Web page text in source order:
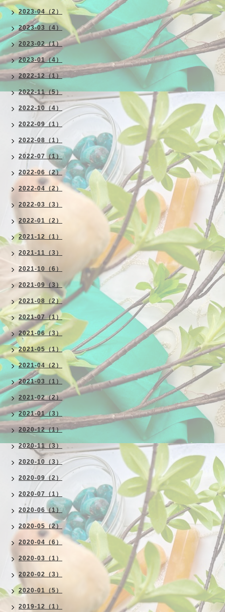
2023-04（2）
2023-03（4）
2023-02（1）
2023-01（4）
2022-12（1）
2022-11（5）
2022-10（4）
2022-09（1）
2022-08（1）
2022-07（1）
2022-06（2）
2022-04（2）
2022-03（3）
2022-01（2）
2021-12（1）
2021-11（3）
2021-10（6）
2021-09（3）
2021-08（2）
2021-07（1）
2021-06（3）
2021-05（1）
2021-04（2）
2021-03（1）
2021-02（2）
2021-01（3）
2020-12（1）
2020-11（3）
2020-10（3）
2020-09（2）
2020-07（1）
2020-06（1）
2020-05（2）
2020-04（6）
2020-03（1）
2020-02（3）
2020-01（5）
2019-12（1）